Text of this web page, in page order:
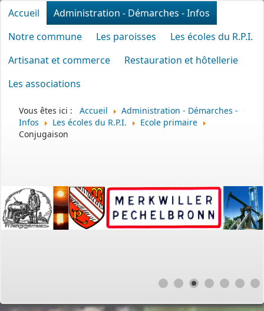
Accueil
Administration - Démarches - Infos
Notre commune
Les paroisses
Les écoles du R.P.I.
Artisanat et commerce
Restauration et hôtellerie
Les associations
Vous êtes ici : Accueil
Administration - Démarches -
Infos
Les écoles du R.P.I.
Ecole primaire
Conjugaison